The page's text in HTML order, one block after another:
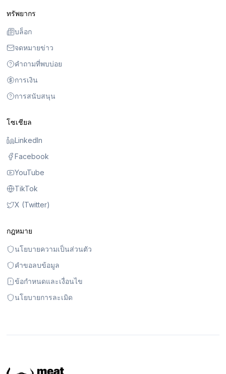
ทรัพยากร
บล็อก
จดหมายข่าว
คำถามที่พบบ่อย
การเงิน
การสนับสนุน
โซเชียล
LinkedIn
Facebook
YouTube
TikTok
X (Twitter)
กฎหมาย
นโยบายความเป็นส่วนตัว
คำขอลบข้อมูล
ข้อกำหนดและเงื่อนไข
นโยบายการละเมิด